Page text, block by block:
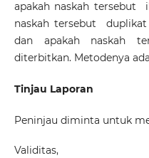
apakah naskah tersebut
naskah tersebut
dan apakah naskah
diterbitkan. Metodenya
Tinjau Laporan
Peninjau diminta untuk
Validitas,